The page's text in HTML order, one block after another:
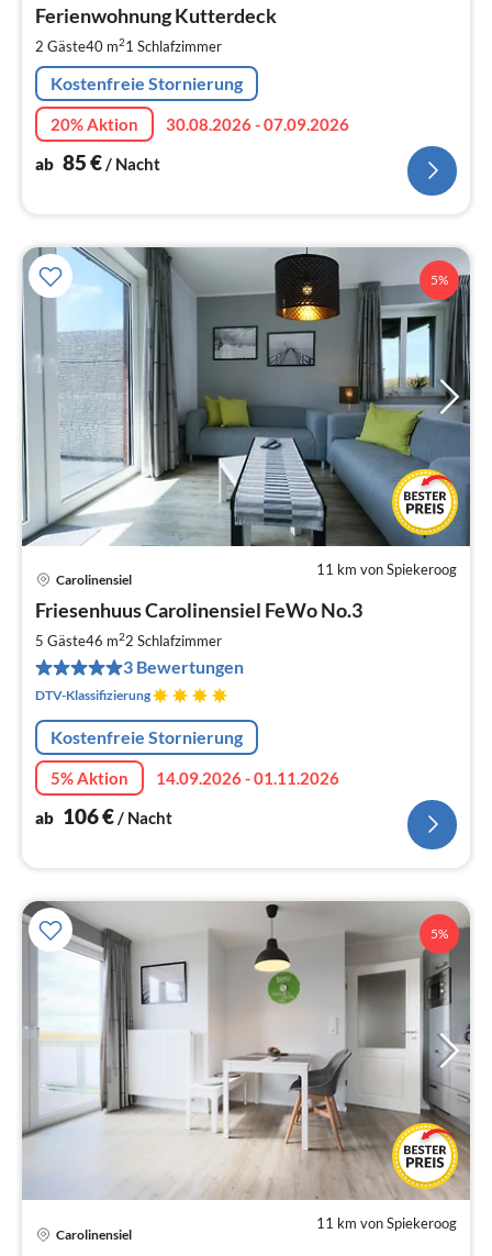
Ferienwohnung Kutterdeck
2 Gäste40 m21 Schlafzimmer
Kostenfreie Stornierung
20% Aktion
30.08.2026 - 07.09.2026
ab 85€/ Nacht
5%
11 km von Spiekeroog
Carolinensiel
Friesenhuus Carolinensiel FeWo No.3
5 Gäste46 m22 Schlafzimmer
3 Bewertungen
DTV-Klassifizierung
Kostenfreie Stornierung
5% Aktion
14.09.2026 - 01.11.2026
ab 106€/ Nacht
5%
11 km von Spiekeroog
Carolinensiel